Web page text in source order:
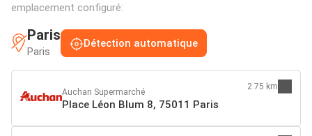
emplacement configuré:
Paris
Paris
Détection automatique
Auchan Supermarché
Place Léon Blum 8, 75011 Paris
2.75 km